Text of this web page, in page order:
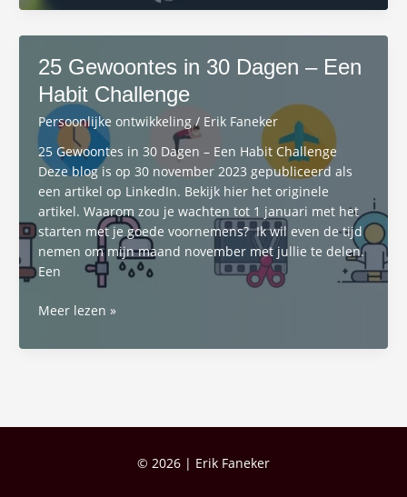
Maestro
25 Gewoontes in 30 Dagen – Een
Habit Challenge
Persoonlijke ontwikkeling/ Erik Faneker
25 Gewoontes in 30 Dagen – Een Habit Challenge
Deze blog is op 30 november 2023 gepubliceerd als
een artikel op LinkedIn. Bekijk hier het originele
artikel. Waarom zou je wachten tot 1 januari met het
starten met je goede voornemens? Ik wil even de tijd
nemen om mijn maand november met jullie te delen.
Een
25
in
Een
Meer lezen »
© 2026 | Erik Faneker